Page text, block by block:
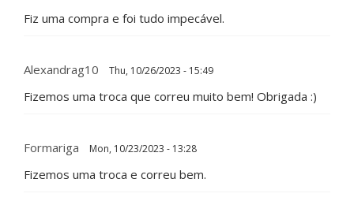
Fiz uma compra e foi tudo impecável.
Alexandrag10 Thu, 10/26/2023 - 15:49
Fizemos uma troca que correu muito bem! Obrigada :)
Formariga Mon, 10/23/2023 - 13:28
Fizemos uma troca e correu bem.